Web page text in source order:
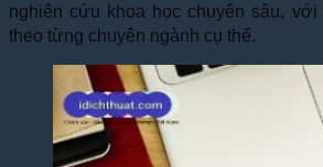
nghiên cứu khoa học chuyên sâu,
theo từng chuyên ngành cụ thể.